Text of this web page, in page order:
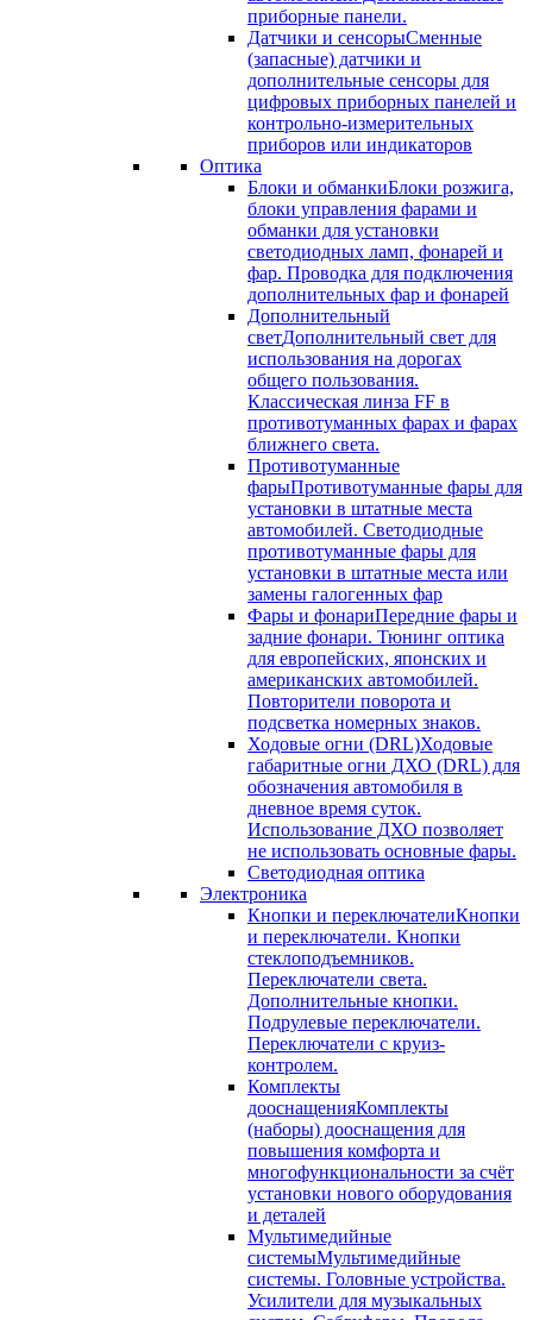
приборные панели.
Датчики и сенсорыСменные
(запасные) датчики и
дополнительные сенсоры для
цифровых приборных панелей и
контрольно-измерительных
приборов или индикаторов
Оптика
Блоки и обманкиБлоки розжига,
блоки управления фарами и
обманки для установки
светодиодных ламп, фонарей и
фар. Проводка для подключения
дополнительных фар и фонарей
Дополнительный
светДополнительный свет для
использования на дорогах
общего пользования.
Классическая линза FF в
противотуманных фарах и фарах
ближнего света.
Противотуманные
фарыПротивотуманные фары для
установки в штатные места
автомобилей. Светодиодные
противотуманные фары для
установки в штатные места или
замены галогенных фар
Фары и фонариПередние фары и
задние фонари. Тюнинг оптика
для европейских, японских и
американских автомобилей.
Повторители поворота и
подсветка номерных знаков.
Ходовые огни (DRL)Ходовые
габаритные огни ДХО (DRL) для
обозначения автомобиля в
дневное время суток.
Использование ДХО позволяет
не использовать основные фары.
Светодиодная оптика
Электроника
Кнопки и переключателиКнопки
и переключатели. Кнопки
стеклоподъемников.
Переключатели света.
Дополнительные кнопки.
Подрулевые переключатели.
Переключатели с круиз-
контролем.
Комплекты
дооснащенияКомплекты
(наборы) дооснащения для
повышения комфорта и
многофункциональности за счёт
установки нового оборудования
и деталей
Мультимедийные
системыМультимедийные
системы. Головные устройства.
Усилители для музыкальных